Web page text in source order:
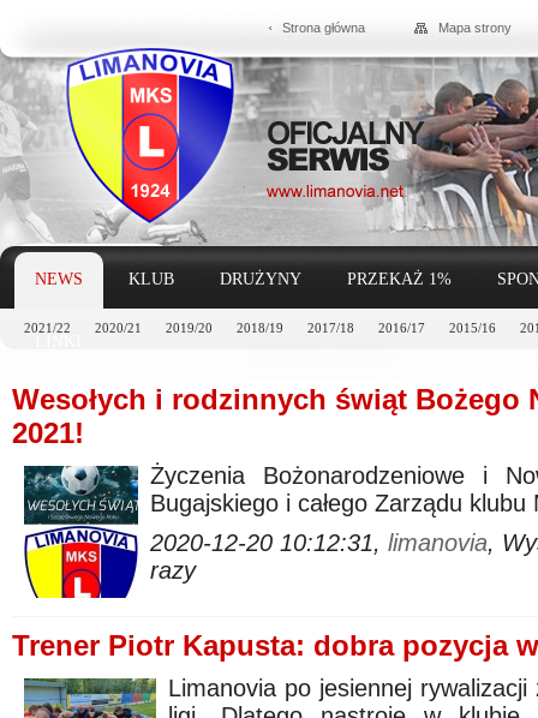
Strona główna Mapa strony
NEWS
2021/22 2020/21 2019/20 2018/19 2017/18 2016/17 2015/16
KLUB DRUŻYNY PRZEKAŻ 1%
Wesołych i rodzinnych świąt Bożego
2021!
Życzenia Bożonarodzeniowe i
Bugajskiego i całego Zarządu
2020-12-20 10:12:31, limanovia,
razy
Trener Piotr Kapusta: dobra pozycja
Limanovia po jesiennej rywalizacji